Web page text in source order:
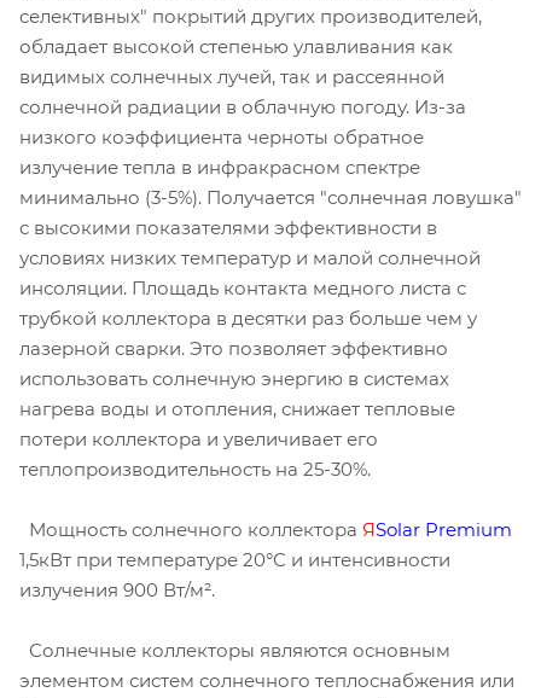
селективных" покрытий других производителей,
обладает высокой степенью улавливания как
видимых солнечных лучей, так и рассеянной
солнечной радиации в облачную погоду. Из-за
низкого коэффициента черноты обратное
излучение тепла в инфракрасном спектре
минимально (3-5%). Получается "солнечная ловушка"
с высокими показателями эффективности в
условиях низких температур и малой солнечной
инсоляции. Площадь контакта медного листа с
трубкой коллектора в десятки раз больше чем у
лазерной сварки. Это позволяет эффективно
использовать солнечную энергию в системах
нагрева воды и отопления, снижает тепловые
потери коллектора и увеличивает его
теплопроизводительность на 25-30%.
Мощность солнечного коллектора ЯSolar Premium
1,5кВт при температуре 20°С и интенсивности
излучения 900 Вт/м².
Солнечные коллекторы являются основным
элементом систем солнечного теплоснабжения или